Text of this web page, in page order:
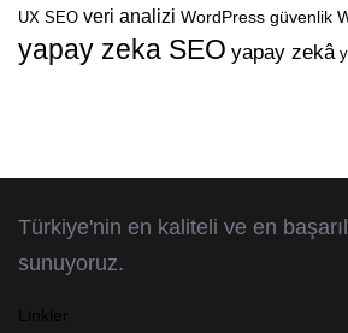
UX SEO veri analizi WordPress güvenlik
yapay zeka SEO yapay zekâ
Türkiye'nin en kaliteli ve en
sunuyoruz.
Linkler